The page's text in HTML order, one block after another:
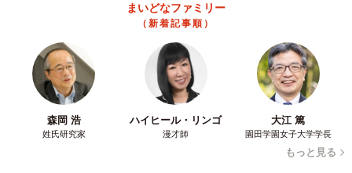
まいどなファミリー
（新着記事順）
森岡 浩
姓氏研究家
ハイヒール・リンゴ
漫才師
大江 篤
園田学園女子大学学長
もっと見る